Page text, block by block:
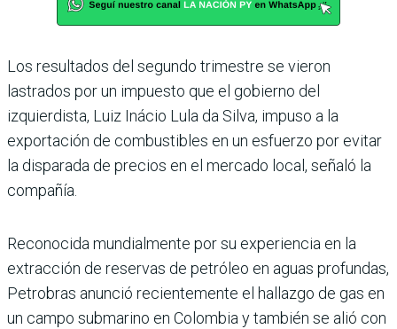
Los resultados del segundo trimestre se vieron
lastrados por un impuesto que el gobierno del
izquierdista, Luiz Inácio Lula da Silva, impuso a la
exportación de combustibles en un esfuerzo por evitar
la disparada de precios en el mercado local, señaló la
compañía.
Reconocida mundialmente por su experiencia en la
extracción de reservas de petróleo en aguas profundas,
Petrobras anunció recientemente el hallazgo de gas en
un campo submarino en Colombia y también se alió con